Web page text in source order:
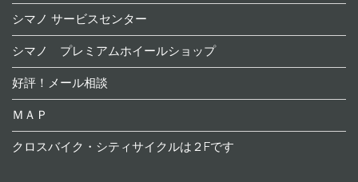
シマノ サービスセンター
シマノ プレミアムホイールショップ
好評！メール相談
ＭＡＰ
クロスバイク・シティサイクルは２Fです